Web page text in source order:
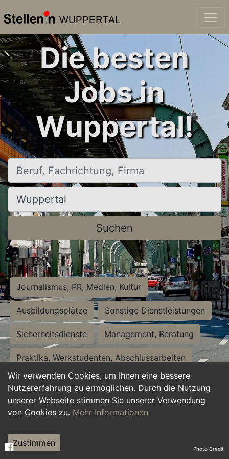
WUPPERTAL
Wir verwenden Cookies, um Ihnen eine bessere
Nutzererfahrung zu ermöglichen. Durch die Nutzung
unserer Webseite stimmen Sie unserer Verwendung
von Cookies zu. Mehr Informationen
Zustimmen
Die besten
Jobs in
Wuppertal!
Beruf, Fachrichtung, Firma
Ort, Stadt
Suchen
Journalismus, PR, Medien, Kultur
Ausbildungsplätze Sonstige Dienstleistungen
Sicherheitsdienste Management, Beratung
Praktika, Werkstudenten, Abschlussarbeiten
Personalwesen Assistenz, Sekretariat
Hilfskräfte, Aushilfs- und Nebenjobs
Weiterbildung, Studium, duale Ausbildung Photo Credit